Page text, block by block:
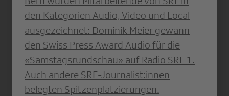
den Kategorien Audio, Video und Local
ausgezeichnet: Dominik Meier gewann
den Swiss Press Award Audio für die
«Samstagsrundschau» auf Radio SRF 1.
Auch andere SRF-Journalist:innen
belegten Spitzenplatzierungen.